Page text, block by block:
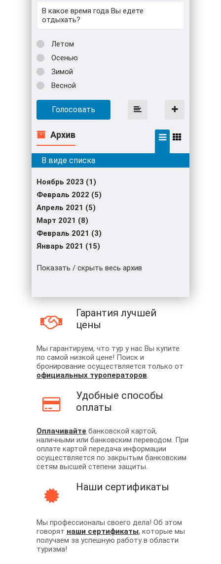
В какое время года Вы едете
отдыхать?
Летом
Осенью
Зимой
Весной
Голосовать
Архив
Ноябрь 2023 (1)
Февраль 2022 (5)
Апрель 2021 (5)
Март 2021 (8)
Февраль 2021 (3)
Январь 2021 (15)
Показать / скрыть весь архив
Гарантия лучшей
цены
Мы гарантируем, что тур у нас Вы купите
по самой низкой цене! Поиск и
бронирование осуществляется только от
официальных туроператоров.
Удобные способы
оплаты
Оплачивайте банковской картой,
наличными или банковским переводом. При
оплате картой передача информации
осуществляется по закрытым банковским
сетям высшей степени защиты.
Наши сертификаты
Мы профессионалы своего дела! Об этом
говорят наши сертификаты, которые мы
получаем за успешную работу в области
туризма!